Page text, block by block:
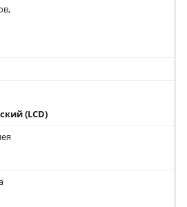
(LCD)